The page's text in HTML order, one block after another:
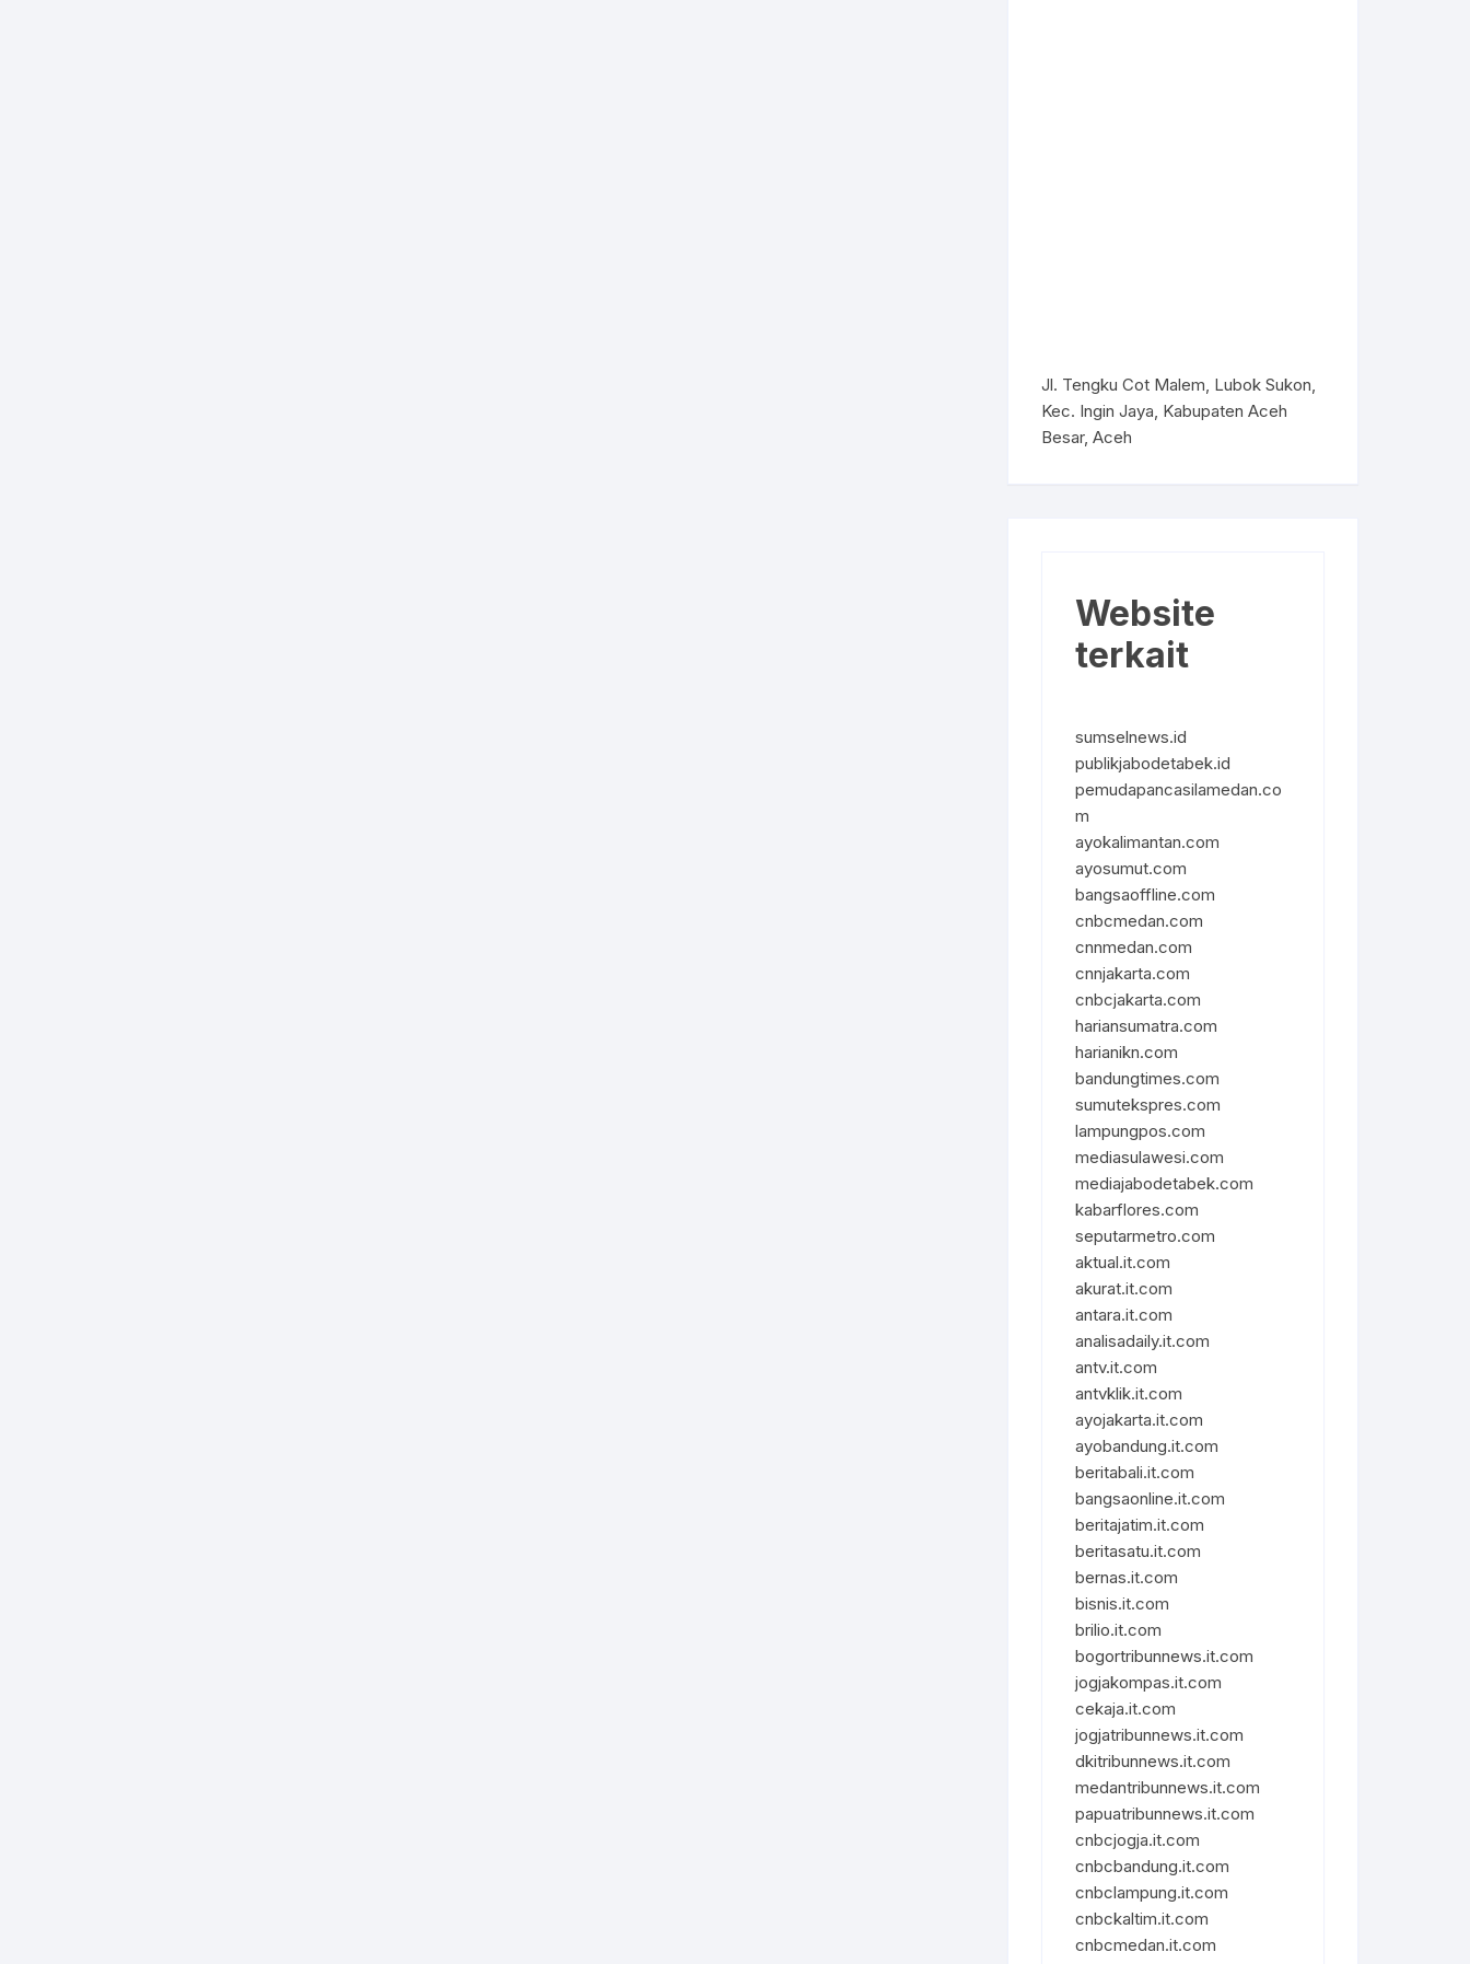
Jl. Tengku Cot Malem, Lubok Sukon,
Kec. Ingin Jaya, Kabupaten Aceh
Besar, Aceh
Website
terkait
sumselnews.id
publikjabodetabek.id
pemudapancasilamedan.co
m
ayokalimantan.com
ayosumut.com
bangsaoffline.com
cnbcmedan.com
cnnmedan.com
cnnjakarta.com
cnbcjakarta.com
hariansumatra.com
harianikn.com
bandungtimes.com
sumutekspres.com
lampungpos.com
mediasulawesi.com
mediajabodetabek.com
kabarflores.com
seputarmetro.com
aktual.it.com
akurat.it.com
antara.it.com
analisadaily.it.com
antv.it.com
antvklik.it.com
ayojakarta.it.com
ayobandung.it.com
beritabali.it.com
bangsaonline.it.com
beritajatim.it.com
beritasatu.it.com
bernas.it.com
bisnis.it.com
brilio.it.com
bogortribunnews.it.com
jogjakompas.it.com
cekaja.it.com
jogjatribunnews.it.com
dkitribunnews.it.com
medantribunnews.it.com
papuatribunnews.it.com
cnbcjogja.it.com
cnbcbandung.it.com
cnbclampung.it.com
cnbckaltim.it.com
cnbcmedan.it.com